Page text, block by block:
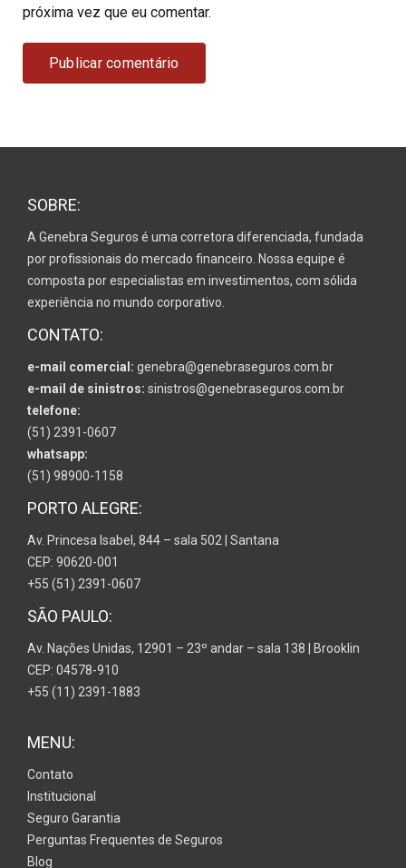
próxima vez que eu comentar.
SOBRE:
A Genebra Seguros é uma corretora diferenciada, fundada
por profissionais do mercado financeiro. Nossa equipe é
composta por especialistas em investimentos, com sólida
experiência no mundo corporativo.
CONTATO:
e-mail comercial: genebra@genebraseguros.com.br
e-mail de sinistros: sinistros@genebraseguros.com.br
telefone:
(51) 2391-0607
whatsapp:
(51) 98900-1158
PORTO ALEGRE:
Av. Princesa Isabel, 844 – sala 502 | Santana
CEP: 90620-001
+55 (51) 2391-0607
SÃO PAULO:
Av. Nações Unidas, 12901 – 23º andar – sala 138 | Brooklin
CEP: 04578-910
+55 (11) 2391-1883
MENU:
Contato
Institucional
Seguro Garantia
Perguntas Frequentes de Seguros
Blog